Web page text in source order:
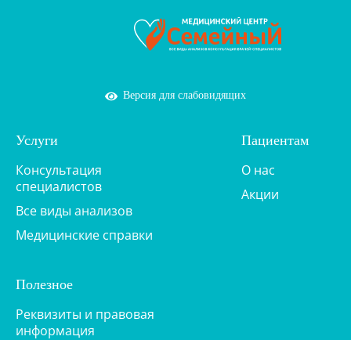
Версия для слабовидящих
Услуги
Консультация
специалистов
Все виды анализов
Медицинские справки
Пациентам
О нас
Акции
Полезное
Реквизиты и правовая
информация